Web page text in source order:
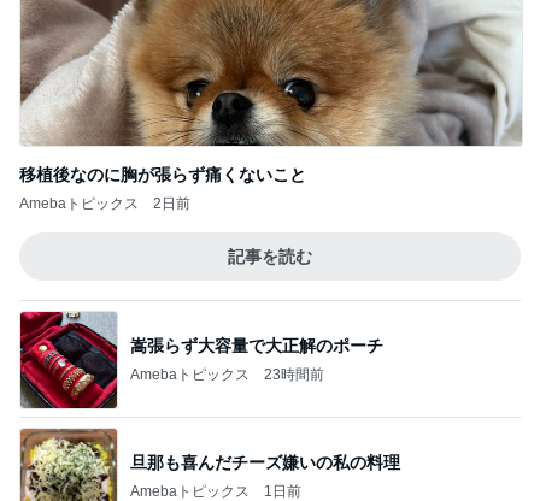
移植後なのに胸が張らず痛くないこと
Amebaトピックス 2日前
記事を読む
嵩張らず大容量で大正解のポーチ
Amebaトピックス 23時間前
旦那も喜んだチーズ嫌いの私の料理
Amebaトピックス 1日前